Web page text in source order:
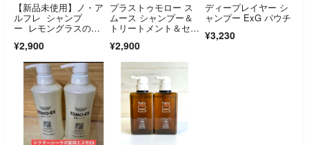
【新品未使用】ノ・ア
ルフレ シャンプ
ー レモングラスの香
¥2,900
プラストゥモロー ス
ムース シャンプー＆
トリートメント＆セラ
¥2,900
ディープレイヤー シ
ャンプー ExG パウチ
¥3,230